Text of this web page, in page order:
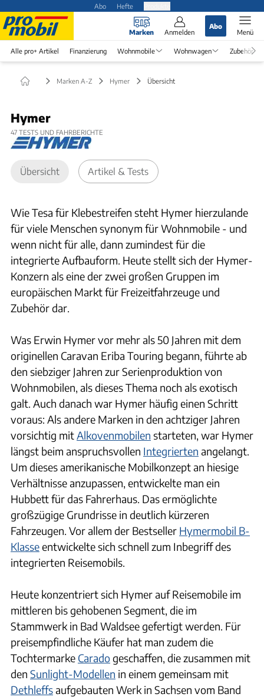
Abo Hefte
Marken Anmelden
Abo
Menü
Alle pro+ Artikel Finanzierung Wohnmobile Wohnwagen Zubehör
Marken A-Z Hymer Übersicht
Hymer
47 TESTS UND FAHRBERICHTE
Übersicht Artikel & Tests
Wie Tesa für Klebestreifen steht Hymer hierzulande
für viele Menschen synonym für Wohnmobile - und
wenn nicht für alle, dann zumindest für die
integrierte Aufbauform. Heute stellt sich der Hymer-
Konzern als eine der zwei großen Gruppen im
europäischen Markt für Freizeitfahrzeuge und
Zubehör dar.
Was Erwin Hymer vor mehr als 50 Jahren mit dem
originellen Caravan Eriba Touring begann, führte ab
den siebziger Jahren zur Serienproduktion von
Wohnmobilen, als dieses Thema noch als exotisch
galt. Auch danach war Hymer häufig einen Schritt
voraus: Als andere Marken in den achtziger Jahren
vorsichtig mitAlkovenmobilen starteten, war Hymer
längst beim anspruchsvollen Integrierten angelangt.
Um dieses amerikanische Mobilkonzept an hiesige
Verhältnisse anzupassen, entwickelte man ein
Hubbett für das Fahrerhaus. Das ermöglichte
großzügige Grundrisse in deutlich kürzeren
Fahrzeugen. Vor allem der Bestseller Hymermobil B-
Klasseentwickelte sich schnell zum Inbegriff des
integrierten Reisemobils.
Heute konzentriert sich Hymer auf Reisemobile im
mittleren bis gehobenen Segment, die im
Stammwerk in Bad Waldsee gefertigt werden. Für
preisempfindliche Käufer hat man zudem die
Tochtermarke Caradogeschaffen, die zusammen mit
den Sunlight-Modellen in einem gemeinsam mit
Dethleffsaufgebauten Werk in Sachsen vom Band